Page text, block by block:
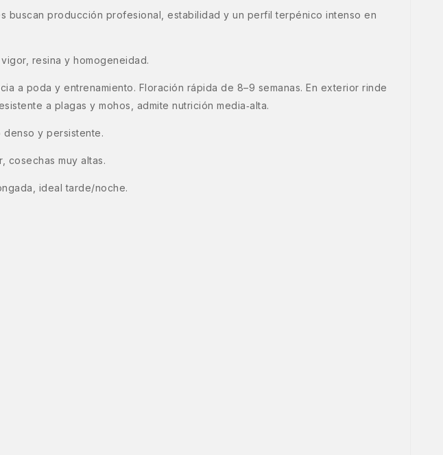
buscan producción profesional, estabilidad y un perfil terpénico intenso en
resina y homogeneidad.
a poda y entrenamiento. Floración rápida de 8–9 semanas. En exterior rinde
a plagas y mohos, admite nutrición media‑alta.
denso y persistente.
cosechas muy altas.
ideal tarde/noche.